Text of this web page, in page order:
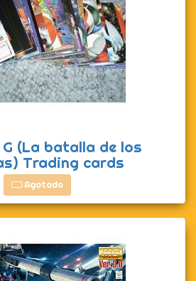
G (La batalla de los
Trading cards
Agotado